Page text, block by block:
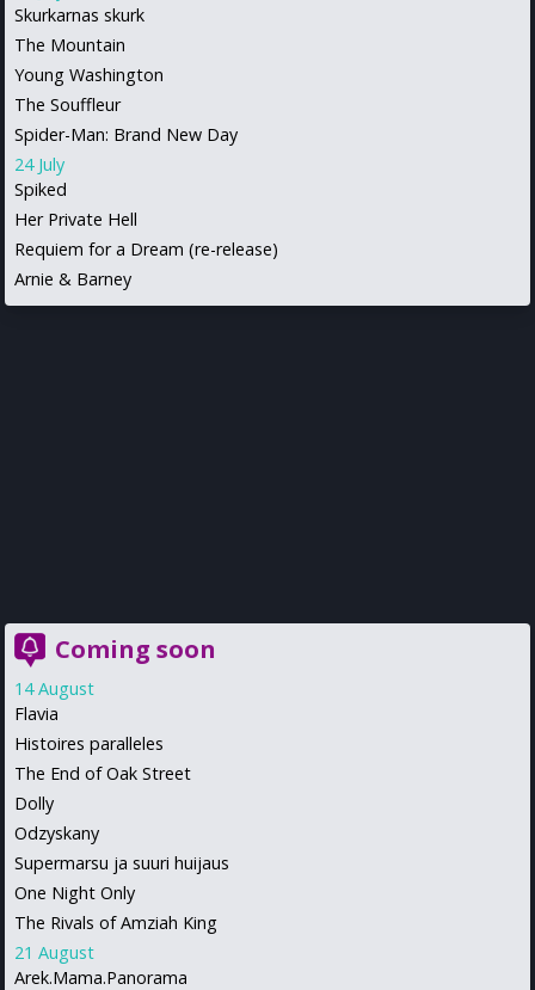
Skurkarnas skurk
The Mountain
Young Washington
The Souffleur
Spider-Man: Brand New Day
24 July
Spiked
Her Private Hell
Requiem for a Dream (re-release)
Arnie & Barney
Coming soon
14 August
Flavia
Histoires paralleles
The End of Oak Street
Dolly
Odzyskany
Supermarsu ja suuri huijaus
One Night Only
The Rivals of Amziah King
21 August
Arek.Mama.Panorama